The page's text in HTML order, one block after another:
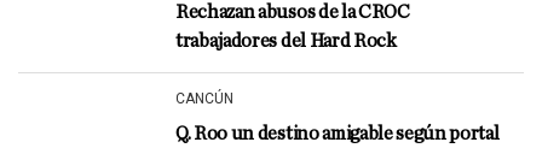
Rechazan abusos de la CROC
trabajadores del Hard Rock
CANCÚN
Q. Roo un destino amigable según portal